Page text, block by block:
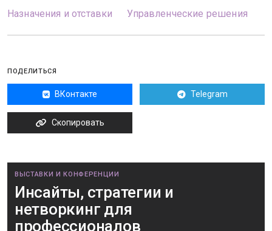
Назначения и отставки Управленческие решения
ПОДЕЛИТЬСЯ
ВКонтакте Telegram
Скопировать
ВЫСТАВКИ И КОНФЕРЕНЦИИ
Инсайты, стратегии и
нетворкинг для
профессионалов